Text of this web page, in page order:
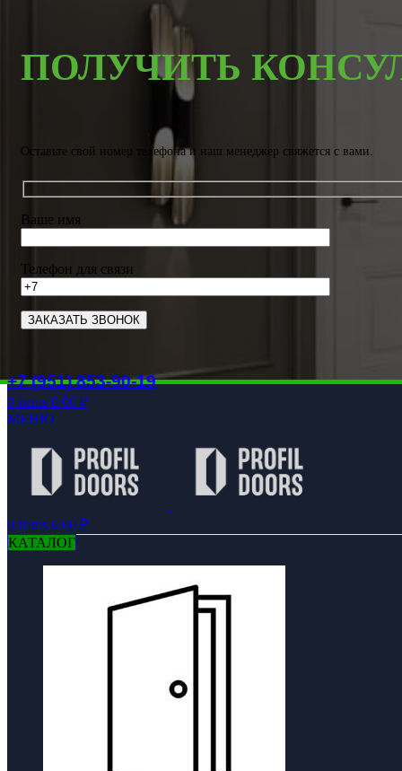
ПОЛУЧИТЬ
Оставьте свой номер телефона и наш менеджер свяжется с вами.
Ваше имя
Телефон для связи
+7 (951) 853-90-19
0 items 0.00 ₽
МЕНЮ
0 items 0.00 ₽
КАТАЛОГ